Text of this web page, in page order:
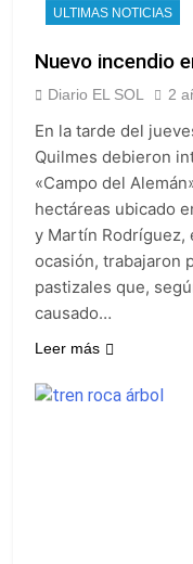
ULTIMAS NOTICIAS
Nuevo incendio
Diario EL SOL 2
En la tarde del
Quilmes debieron
«Campo del
hectáreas ubicado
y Martín Rodríguez,
ocasión, trabajaron
pastizales que,
causado…
Leer más